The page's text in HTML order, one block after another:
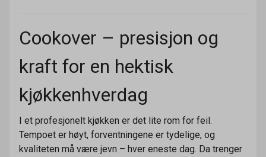
Cookover – presisjon og
kraft for en hektisk
kjøkkenhverdag
I et profesjonelt kjøkken er det lite rom for feil.
Tempoet er høyt, forventningene er tydelige, og
kvaliteten må være jevn – hver eneste dag. Da trenger